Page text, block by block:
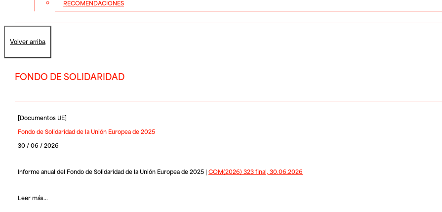
RECOMENDACIONES
Volver arriba
FONDO DE SOLIDARIDAD
[Documentos UE]
Fondo de Solidaridad de la Unión Europea de 2025
30 / 06 / 2026
Informe anual del Fondo de Solidaridad de la Unión Europea de 2025 | COM(2026) 323 final, 30.06.2026
Leer más...